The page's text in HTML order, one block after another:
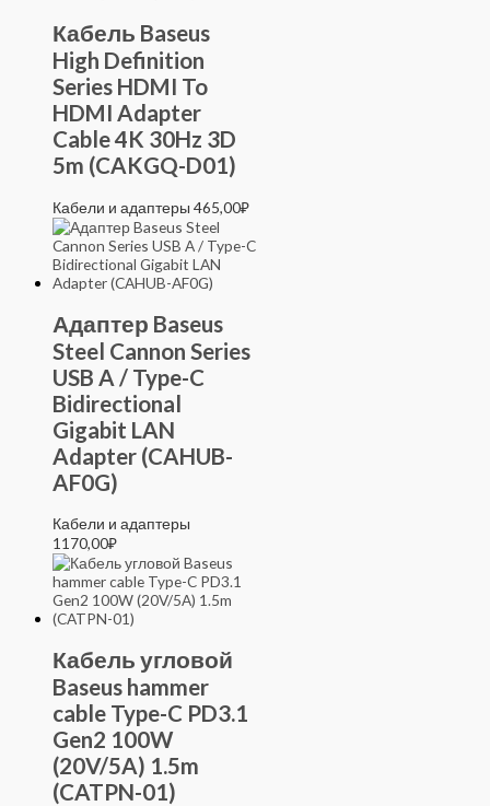
Кабель Baseus
High Definition
Series HDMI To
HDMI Adapter
Cable 4K 30Hz 3D
5m (CAKGQ-D01)
Кабели и адаптеры 465,00₽
Адаптер Baseus
Steel Cannon Series
USB A / Type-C
Bidirectional
Gigabit LAN
Adapter (CAHUB-
AF0G)
Кабели и адаптеры
1170,00₽
Кабель угловой
Baseus hammer
cable Type-C PD3.1
Gen2 100W
(20V/5A) 1.5m
(CATPN-01)